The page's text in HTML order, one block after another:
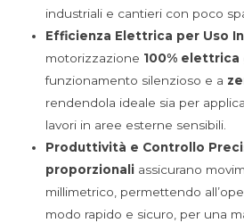
industriali e cantieri con poco
Efficienza Elettrica per Uso
motorizzazione 100% elettrica
funzionamento silenzioso e a
rendendola ideale sia per
lavori in aree esterne sensibili.
Produttività e Controllo
proporzionali assicurano
millimetrico, permettendo
modo rapido e sicuro, per una